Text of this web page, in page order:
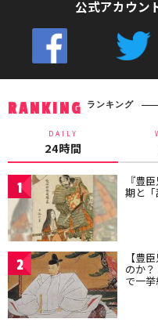
公式アカウン
RANKING ランキング
DAILY
24時間
1 『豊
期と
2 【豊
のか
で一